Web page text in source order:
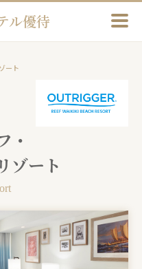
ル優待
ート
・
ゾート